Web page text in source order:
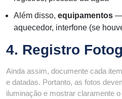
Além disso, equipamentos —
aquecedor, interfone (se
4. Registro
Ainda assim, documente cada
e datadas. Portanto, as fotos
iluminação e mostrar claramente